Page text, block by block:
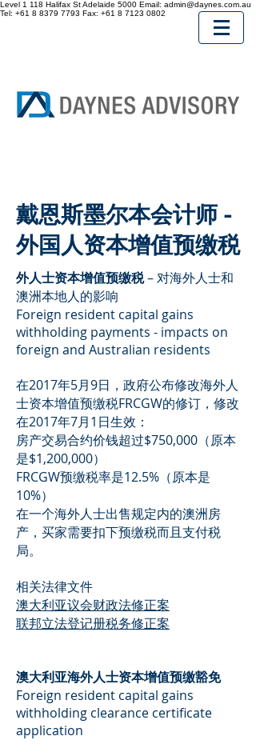
Level 1 118 Halifax StAdelaide 5000 Email: admin@daynes.com.au
Tel: +61 8 8379 7793 Fax: +61 8 7123 0802
戴恩斯墨尔本会计师 -
外国人资本增值预缴税​
外人士资本增值预缴税– 对海外人士和
澳洲本地人的影响
Foreign resident capital gains
withholding payments - impacts on
foreign and Australian residents
在2017年5月9日，政府公布修改海外人
士资本增值预缴税FRCGW的修订，修改
在2017年7月1日生效：
房产交易合约价钱超过$750,000（原本
是$1,200,000）
FRCGW预缴税率是12.5%（原本是
10%）
在一个海外人士出售规定内的澳洲房
产，买家需要扣下预缴税而且支付税
局。
相关法律文件
澳大利亚议会财政法修正案
联邦立法登记册税务修正案
​澳大利亚海外人士资本增值预缴豁免
Foreign resident capital gains
withholding clearance certificate
application